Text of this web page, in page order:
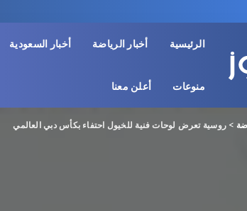
الرئيسية أخبار الرياضة أخبار السعودية
منوعات أعلن معنا
> روسية تعرض لوحات فنية للخيول احتفاء بكأس دبي العالمي